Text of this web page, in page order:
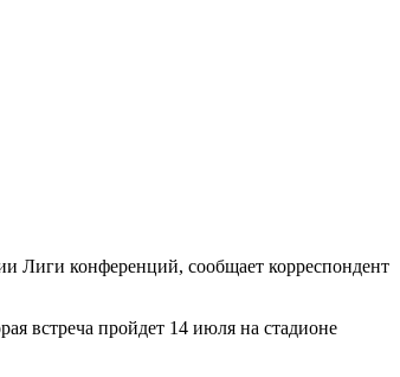
Лиги конференций, сообщает корреспондент
встреча пройдет 14 июля на стадионе